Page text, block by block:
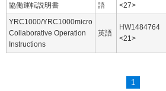
協働運転説明書
語
<27>
YRC1000/YRC1000micro
Collaborative Operation
Instructions
英語
HW1484764
<21>
1